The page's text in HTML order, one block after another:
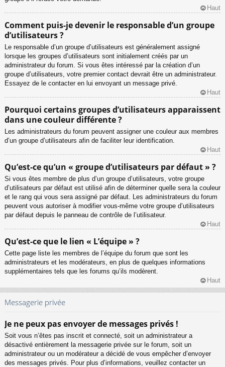
Haut
Comment puis-je devenir le responsable d’un groupe
d’utilisateurs ?
Le responsable d’un groupe d’utilisateurs est généralement assigné
lorsque les groupes d’utilisateurs sont initialement créés par un
administrateur du forum. Si vous êtes intéressé par la création d’un
groupe d’utilisateurs, votre premier contact devrait être un administrateur.
Essayez de le contacter en lui envoyant un message privé.
Haut
Pourquoi certains groupes d’utilisateurs apparaissent
dans une couleur différente ?
Les administrateurs du forum peuvent assigner une couleur aux membres
d’un groupe d’utilisateurs afin de faciliter leur identification.
Haut
Qu’est-ce qu’un « groupe d’utilisateurs par défaut » ?
Si vous êtes membre de plus d’un groupe d’utilisateurs, votre groupe
d’utilisateurs par défaut est utilisé afin de déterminer quelle sera la couleur
et le rang qui vous sera assigné par défaut. Les administrateurs du forum
peuvent vous autoriser à modifier vous-même votre groupe d’utilisateurs
par défaut depuis le panneau de contrôle de l’utilisateur.
Haut
Qu’est-ce que le lien « L’équipe » ?
Cette page liste les membres de l’équipe du forum que sont les
administrateurs et les modérateurs, en plus de quelques informations
supplémentaires tels que les forums qu’ils modèrent.
Haut
Messagerie privée
Je ne peux pas envoyer de messages privés !
Soit vous n’êtes pas inscrit et connecté, soit un administrateur a
désactivé entièrement la messagerie privée sur le forum, soit un
administrateur ou un modérateur a décidé de vous empêcher d’envoyer
des messages privés. Pour plus d’informations, veuillez contacter un